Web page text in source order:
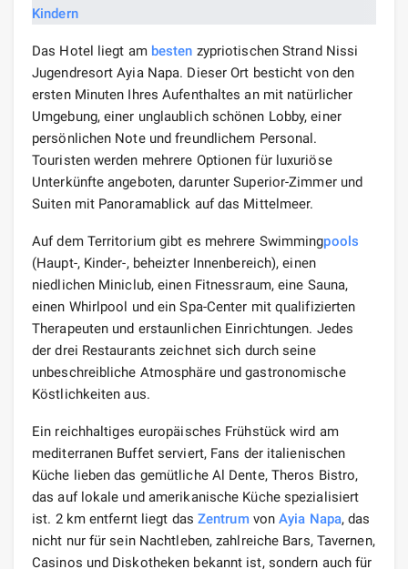
Das Hotel liegt am besten zypriotischen Strand Nissi
Jugendresort Ayia Napa. Dieser Ort besticht von den
ersten Minuten Ihres Aufenthaltes an mit natürlicher
Umgebung, einer unglaublich schönen Lobby, einer
persönlichen Note und freundlichem Personal.
Touristen werden mehrere Optionen für luxuriöse
Unterkünfte angeboten, darunter Superior-Zimmer und
Suiten mit Panoramablick auf das Mittelmeer.
Auf dem Territorium gibt es mehrere Swimmingpools
(Haupt-, Kinder-, beheizter Innenbereich), einen
niedlichen Miniclub, einen Fitnessraum, eine Sauna,
einen Whirlpool und ein Spa-Center mit qualifizierten
Therapeuten und erstaunlichen Einrichtungen. Jedes
der drei Restaurants zeichnet sich durch seine
unbeschreibliche Atmosphäre und gastronomische
Köstlichkeiten aus.
Ein reichhaltiges europäisches Frühstück wird am
mediterranen Buffet serviert, Fans der italienischen
Küche lieben das gemütliche Al Dente, Theros Bistro,
das auf lokale und amerikanische Küche spezialisiert
ist. 2 km entfernt liegt das ZentrumvonAyia Napa, das
nicht nur für sein Nachtleben, zahlreiche Bars, Tavernen,
Casinos und Diskotheken bekannt ist, sondern auch für